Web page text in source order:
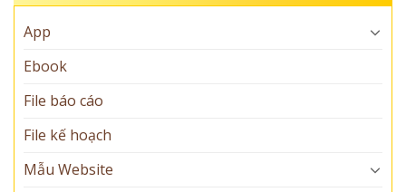
App
Ebook
File báo cáo
File kế hoạch
Mẫu Website